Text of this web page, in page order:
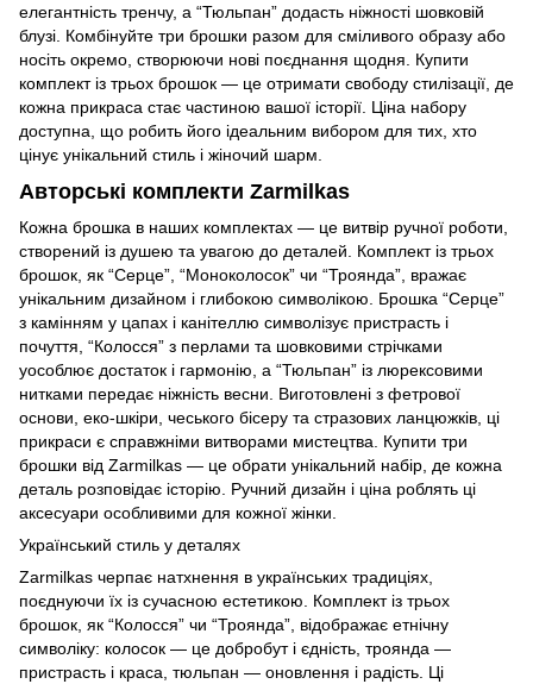
елегантність тренчу, а “Тюльпан” додасть ніжності шовковій
блузі. Комбінуйте три брошки разом для сміливого образу або
носіть окремо, створюючи нові поєднання щодня. Купити
комплект із трьох брошок — це отримати свободу стилізації, де
кожна прикраса стає частиною вашої історії. Ціна набору
доступна, що робить його ідеальним вибором для тих, хто
цінує унікальний стиль і жіночий шарм.
Авторські комплекти Zarmilkas
Кожна брошка в наших комплектах — це витвір ручної роботи,
створений із душею та увагою до деталей. Комплект із трьох
брошок, як “Серце”, “Моноколосок” чи “Троянда”, вражає
унікальним дизайном і глибокою символікою. Брошка “Серце”
з камінням у цапах і канітеллю символізує пристрасть і
почуття, “Колосся” з перлами та шовковими стрічками
уособлює достаток і гармонію, а “Тюльпан” із люрексовими
нитками передає ніжність весни. Виготовлені з фетрової
основи, еко-шкіри, чеського бісеру та стразових ланцюжків, ці
прикраси є справжніми витворами мистецтва. Купити три
брошки від Zarmilkas — це обрати унікальний набір, де кожна
деталь розповідає історію. Ручний дизайн і ціна роблять ці
аксесуари особливими для кожної жінки.
Український стиль у деталях
Zarmilkas черпає натхнення в українських традиціях,
поєднуючи їх із сучасною естетикою. Комплект із трьох
брошок, як “Колосся” чи “Троянда”, відображає етнічну
символіку: колосок — це добробут і єдність, троянда —
пристрасть і краса, тюльпан — оновлення і радість. Ці